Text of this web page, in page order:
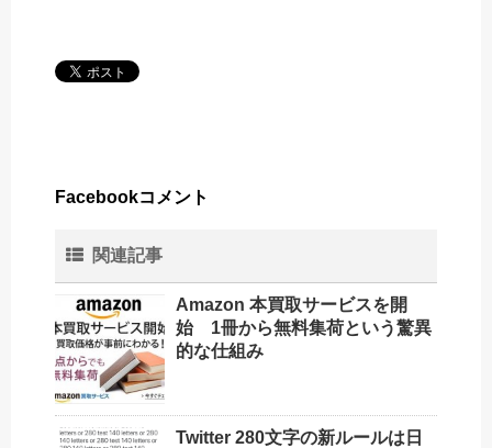
Facebookコメント
関連記事
Amazon 本買取サービスを開
始 1冊から無料集荷という驚異
的な仕組み
Twitter 280文字の新ルールは日